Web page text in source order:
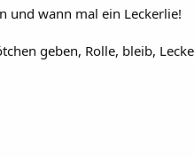
und wann mal ein Leckerlie!
geben, Rolle, bleib,